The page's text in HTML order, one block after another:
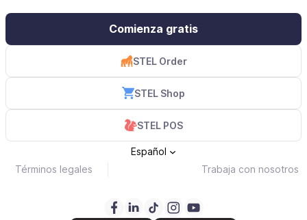
Comienza gratis
STEL Order
STEL Shop
STEL POS
Términos legales Trabaja con nosotros
Español